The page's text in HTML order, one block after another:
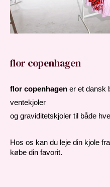
flor copenhagen
flor copenhagen er et dansk
ventekjoler
og graviditetskjoler til både
Hos os kan du leje din kjole
købe din favorit.